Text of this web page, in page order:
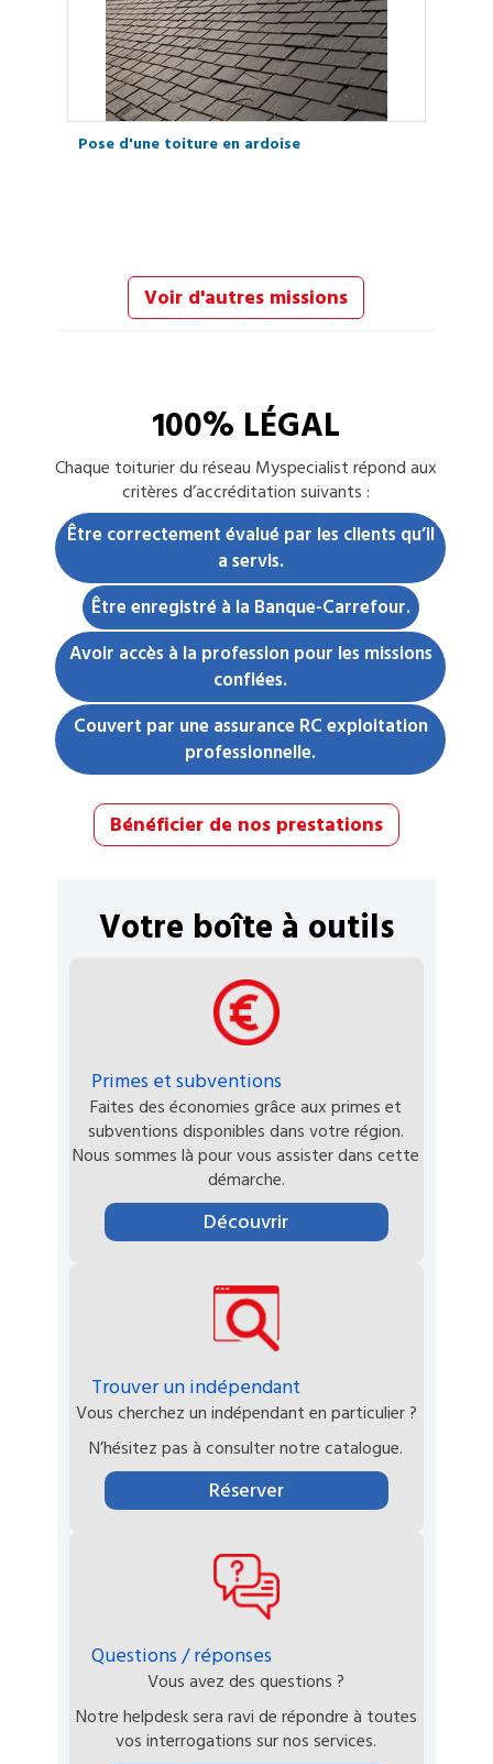
Pose d'une toiture en ardoise
Voir d'autres missions
100% LÉGAL
Chaque toiturierdu réseau Myspecialist répond aux
critères d’accréditation suivants :
Être correctement évalué par les clients qu’il
a servis.
Être enregistré à la Banque-Carrefour.
Avoir accès à la profession pour les missions
confiées.
Couvert par une assurance RC exploitation
professionnelle.
Bénéficier de nos prestations
Votre boîte à outils
Primes et subventions
Faites des économies grâce aux primes et
subventions disponibles dans votre région.
Nous sommes là pour vous assister dans cette
démarche.
Découvrir
Trouver un indépendant
Vous cherchez un indépendant en particulier ?
N’hésitez pas à consulter notre catalogue.
Réserver
Questions / réponses
Vous avez des questions ?
Notre helpdesk sera ravi de répondre à toutes
vos interrogations sur nos services.